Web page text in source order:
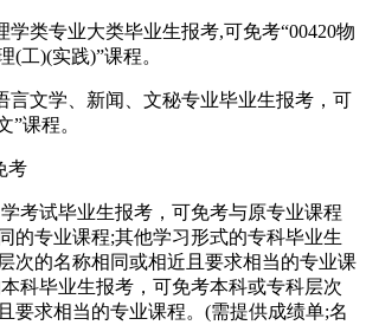
类专业大类毕业生报考,可免考“00420物
(工)(实践)”课程。
文学、新闻、文秘专业毕业生报考，可
”课程。
考
试毕业生报考，可免考与原专业课程
的专业课程;其他学习形式的专科毕业生
次的名称相同或相近且要求相当的专业课
科毕业生报考，可免考本科或专科层次
要求相当的专业课程。(需提供成绩单;名